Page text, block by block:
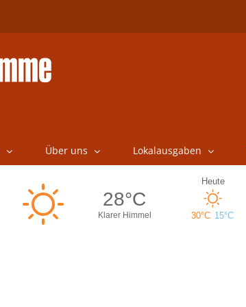
Über uns Lokalausgaben